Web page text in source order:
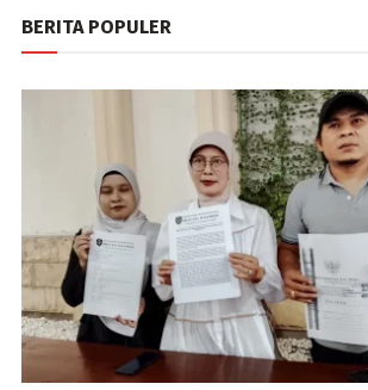
BERITA POPULER